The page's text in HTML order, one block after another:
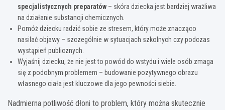
specjalistycznych preparatów – skóra dziecka jest bardziej wrażliwa
na działanie substancji chemicznych.
Pomóż dziecku radzić sobie ze stresem, który może znacząco
nasilać objawy – szczególnie w sytuacjach szkolnych czy podczas
wystąpień publicznych.
Wyjaśnij dziecku, że nie jest to powód do wstydu i wiele osób zmaga
się z podobnym problemem – budowanie pozytywnego obrazu
własnego ciała jest kluczowe dla jego pewności siebie.
Nadmierna potliwość dłoni to problem, który można skutecznie